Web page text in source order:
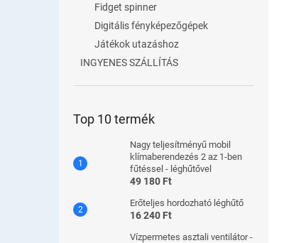
Fidget spinner
Digitális fényképezőgépek
Játékok utazáshoz
INGYENES SZÁLLÍTÁS
Top 10 termék
Nagy teljesítményű mobil
klímaberendezés 2 az 1-ben
fűtéssel - léghűtővel
49 180 Ft
Erőteljes hordozható léghűtő
16 240 Ft
Vízpermetes asztali ventilátor -